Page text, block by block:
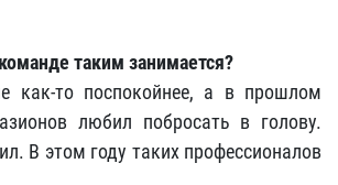
таким занимается?
как-то поспокойнее, а в прошлом
любил побросать в голову.
В этом году таких профессионалов